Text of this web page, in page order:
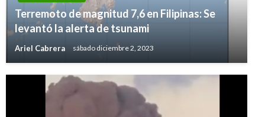
Terremoto de magnitud 7,6 en Filipinas: Se
levantó la alerta de tsunami
Ariel Cabrera sábado diciembre 2, 2023